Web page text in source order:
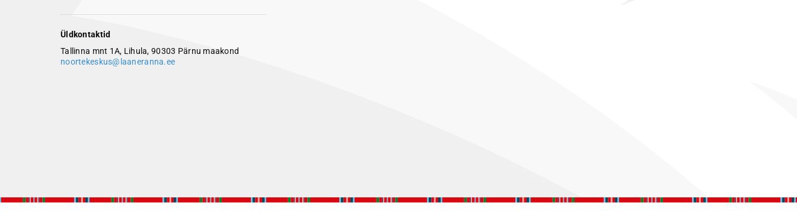
Üldkontaktid
Tallinna mnt 1A, Lihula, 90303 Pärnu maakond
noortekeskus@laaneranna.ee